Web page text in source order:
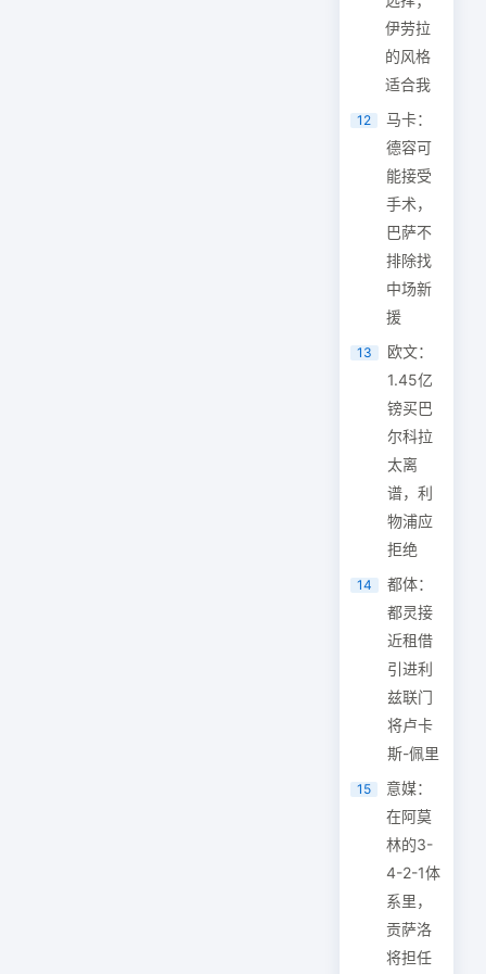
伊劳拉
的风格
适合我
12
马卡：
德容可
能接受
手术，
巴萨不
排除找
中场新
援
13
欧文：
1.45亿
镑买巴
尔科拉
太离
谱，利
物浦应
拒绝
14
都体：
都灵接
近租借
引进利
兹联门
将卢卡
斯-佩里
15
意媒：
在阿莫
林的3-
4-2-1体
系里，
贡萨洛
将担任